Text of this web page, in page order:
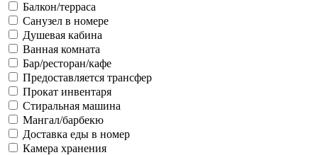
Балкон/терраса
Санузел в номере
Душевая кабина
Ванная комната
Бар/ресторан/кафе
Предоставляется трансфер
Прокат инвентаря
Стиральная машина
Мангал/барбекю
Доставка еды в номер
Камера хранения